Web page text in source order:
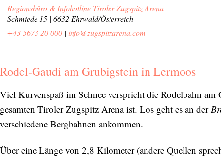
Regionsbüro & Infohotline Tiroler Zugspitz Arena
Schmiede 15 | 6632 Ehrwald/Österreich
+43 5673 20 000 | info@zugspitzarena.com
Rodel-Gaudi am Grubigstein in Lermoos
Viel Kurvenspaß im Schnee verspricht die Rodelbahn
gesamten Tiroler Zugspitz Arena ist. Los geht es an der
verschiedene Bergbahnen ankommen.
Über eine Länge von 2,8 Kilometer (andere Quellen